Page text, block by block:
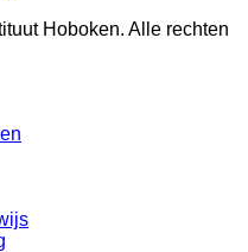
Hoboken. Alle rechten